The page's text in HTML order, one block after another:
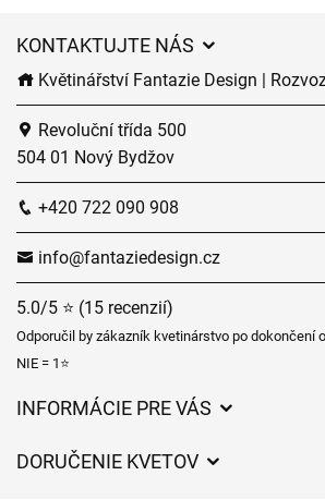
KONTAKTUJTE NÁS
Květinářství Fantazie Design |
Revoluční třída 500
504 01 Nový Bydžov
+420 722 090 908
info@fantaziedesign.cz
5.0/5 ⭐ (15 recenzií)
Odporučil by zákazník kvetinárstvo po dokončení
NIE = 1⭐
INFORMÁCIE PRE VÁS
DORUČENIE KVETOV